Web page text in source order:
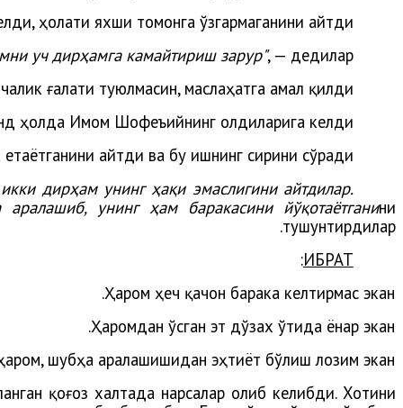
ҳолати яхши томонга ўзгармаганини айтди.
уч дирҳамга камайтириш зарур", — дедилар.
ғалати туюлмасин, маслаҳатга амал қилди.
ҳолда Имом Шофеъийнинг олдиларига келди.
айтди ва бу ишнинг сирини сўради.
дирҳам унинг ҳақи эмаслигини айтдилар.
унинг ҳам баракасини йўқотаётганини
тушунтирдилар.
ИБРАТ
:
Ҳаром ҳеч қачон барака келтирмас экан.
Ҳаромдан ўсган эт дўзах ўтида ёнар экан.
шубҳа аралашишидан эҳтиёт бўлиш лозим экан.
қоғоз халтада нарсалар олиб келибди. Хотини